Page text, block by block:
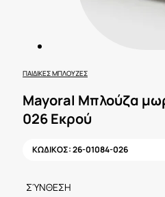
ΠΑΙΔΙΚΈΣ ΜΠΛΟΎΖΕΣ
Mayoral Μπλούζα
026 Εκρού
ΚΩΔΙΚΟΣ:26-01084-026
ΣΎΝΘΕΣΗ